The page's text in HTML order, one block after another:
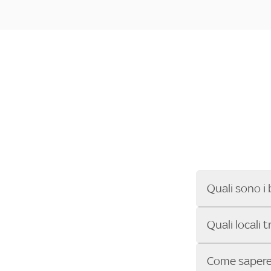
Quali sono i
Se cerchi un
ENILIVE, la
Sky Bar ti
Quali locali
Vuoi sapere
Come